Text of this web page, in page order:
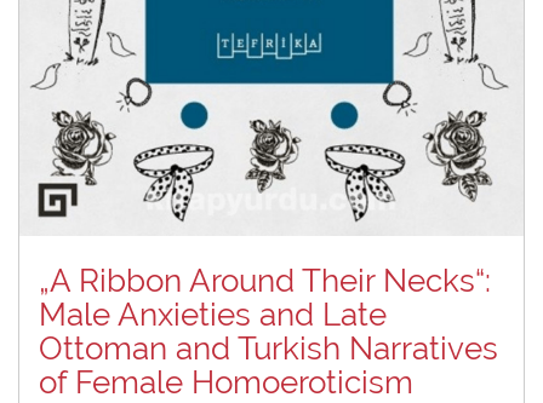
„A Ribbon Around Their Necks“:
Male Anxieties and Late
Ottoman and Turkish Narratives
of Female Homoeroticism